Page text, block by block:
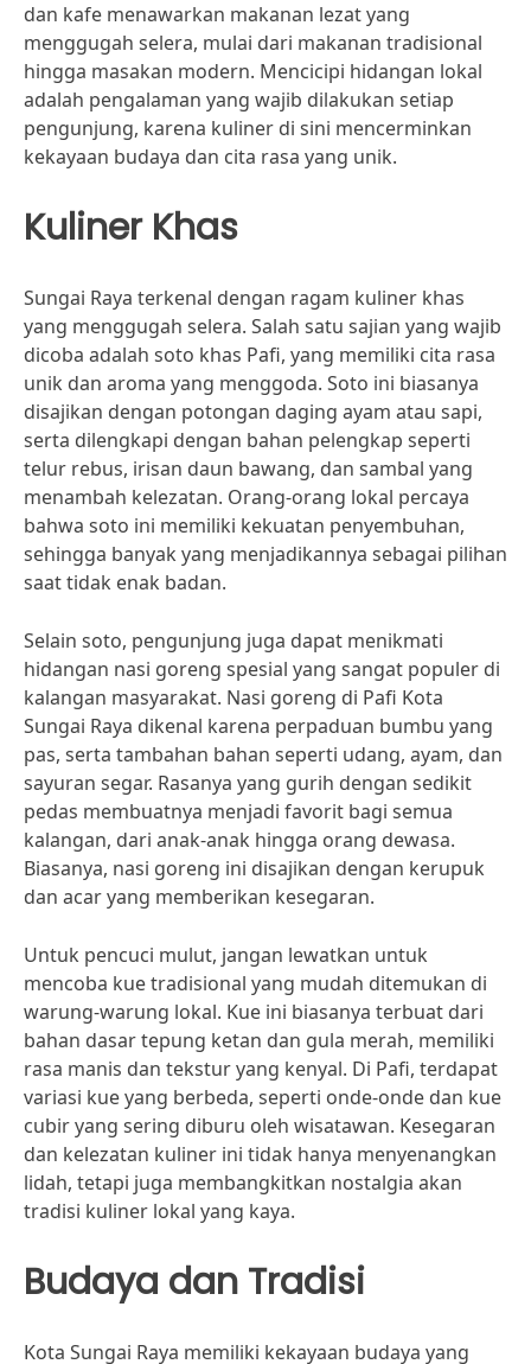
dan kafe menawarkan makanan lezat yang
menggugah selera, mulai dari makanan tradisional
hingga masakan modern. Mencicipi hidangan lokal
adalah pengalaman yang wajib dilakukan setiap
pengunjung, karena kuliner di sini mencerminkan
kekayaan budaya dan cita rasa yang unik.
Kuliner Khas
Sungai Raya terkenal dengan ragam kuliner khas
yang menggugah selera. Salah satu sajian yang wajib
dicoba adalah soto khas Pafi, yang memiliki cita rasa
unik dan aroma yang menggoda. Soto ini biasanya
disajikan dengan potongan daging ayam atau sapi,
serta dilengkapi dengan bahan pelengkap seperti
telur rebus, irisan daun bawang, dan sambal yang
menambah kelezatan. Orang-orang lokal percaya
bahwa soto ini memiliki kekuatan penyembuhan,
sehingga banyak yang menjadikannya sebagai pilihan
saat tidak enak badan.
Selain soto, pengunjung juga dapat menikmati
hidangan nasi goreng spesial yang sangat populer di
kalangan masyarakat. Nasi goreng di Pafi Kota
Sungai Raya dikenal karena perpaduan bumbu yang
pas, serta tambahan bahan seperti udang, ayam, dan
sayuran segar. Rasanya yang gurih dengan sedikit
pedas membuatnya menjadi favorit bagi semua
kalangan, dari anak-anak hingga orang dewasa.
Biasanya, nasi goreng ini disajikan dengan kerupuk
dan acar yang memberikan kesegaran.
Untuk pencuci mulut, jangan lewatkan untuk
mencoba kue tradisional yang mudah ditemukan di
warung-warung lokal. Kue ini biasanya terbuat dari
bahan dasar tepung ketan dan gula merah, memiliki
rasa manis dan tekstur yang kenyal. Di Pafi, terdapat
variasi kue yang berbeda, seperti onde-onde dan kue
cubir yang sering diburu oleh wisatawan. Kesegaran
dan kelezatan kuliner ini tidak hanya menyenangkan
lidah, tetapi juga membangkitkan nostalgia akan
tradisi kuliner lokal yang kaya.
Budaya dan Tradisi
Kota Sungai Raya memiliki kekayaan budaya yang